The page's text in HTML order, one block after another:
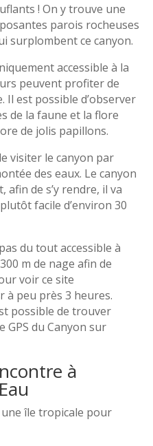
! On y trouve une
parois rocheuses
surplombent ce canyon.
accessible à la
peuvent profiter de
Il est possible d’observer
de la faune et la flore
de jolis papillons.
visiter le canyon par
des eaux. Le canyon
afin de s’y rendre, il va
facile d’environ 30
du tout accessible à
m de nage afin de
voir ce site
à peu près 3 heures.
possible de trouver
GPS du Canyon sur
à
une île tropicale pour